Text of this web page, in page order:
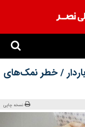
/ خطر نمک‌های
نسخه چاپی